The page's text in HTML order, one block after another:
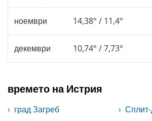
ноември 14,38° / 11,4°
декември 10,74° / 7,73°
времето на Истрия
град Загреб